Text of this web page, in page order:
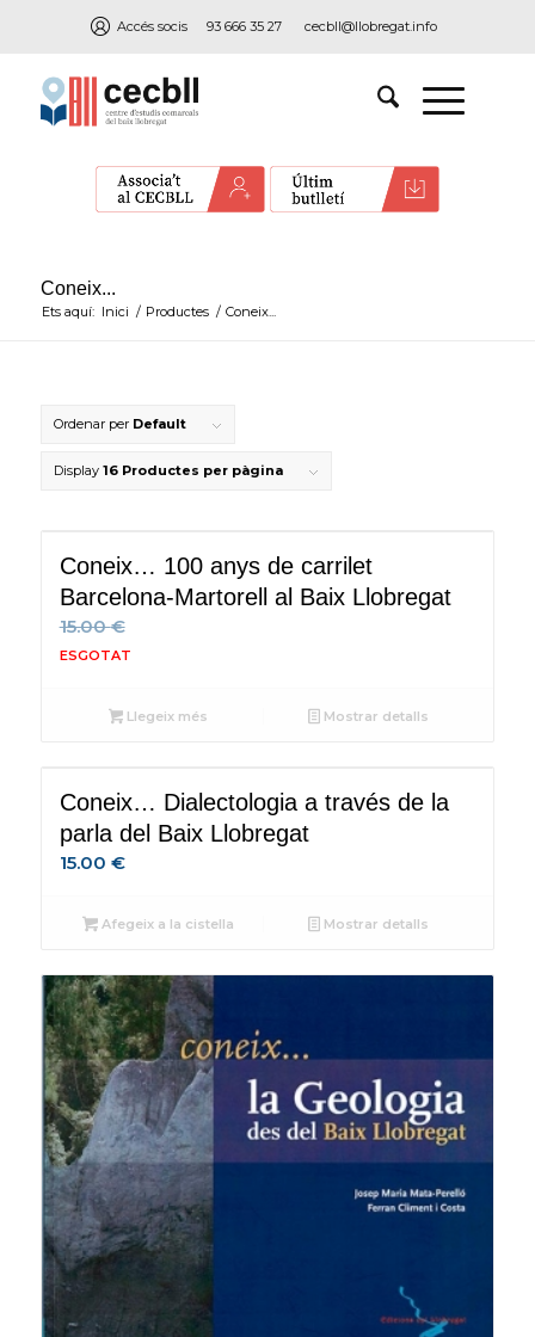
Accés socis 93 666 35 27 cecbll@llobregat.info
Coneix...
Ets aquí: Inici / Productes / Coneix...
Ordenar per Default
Display 16 Productes per pàgina
Coneix… 100 anys de carrilet
Barcelona-Martorell al Baix Llobregat
15.00€
Llegeix més Mostrar detalls
Coneix… Dialectologia a través de la
parla del Baix Llobregat
15.00 €
Afegeix a la cistella Mostrar detalls